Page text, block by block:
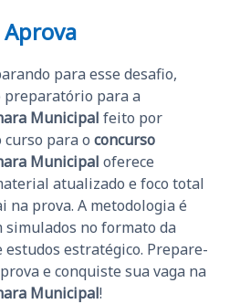
para esse desafio,
preparatório para a
Municipal feito por
curso para o concurso
Municipal oferece
atualizado e foco total
na prova. A metodologia é
simulados no formato da
estudos estratégico. Prepare-
e conquiste sua vaga na
Municipal!